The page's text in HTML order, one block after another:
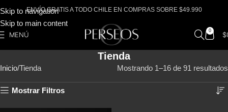
Skip to navigation
Skip to main content
ENVÍO GRATIS A TODO CHILE EN COMPRAS SOBRE $49.990
MENÚ 0 $
Tienda
Inicio Tienda Mostrando 1–16 de 91 resultados
Mostrar Filtros